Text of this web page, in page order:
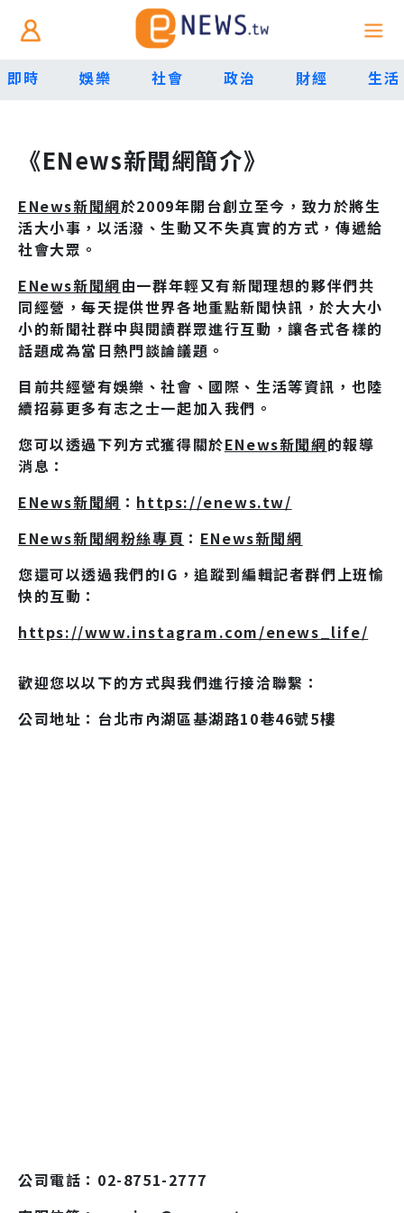
即時 娛樂 社會 政治 財經 生活
《ENews新聞網簡介》
ENews新聞網於2009年開台創立至今，致力於將生
活大小事，以活潑、生動又不失真實的方式，傳遞給
社會大眾。
ENews新聞網由一群年輕又有新聞理想的夥伴們共
同經營，每天提供世界各地重點新聞快訊，於大大小
小的新聞社群中與閱讀群眾進行互動，讓各式各樣的
話題成為當日熱門談論議題。
目前共經營有娛樂、社會、國際、生活等資訊，也陸
續招募更多有志之士一起加入我們。
您可以透過下列方式獲得關於ENews新聞網的報導
消息：
ENews新聞網 ： https://enews.tw/
ENews新聞網粉絲專頁 ： ENews新聞網
您還可以透過我們的IG，追蹤到編輯記者群們上班愉
快的互動：
https://www.instagram.com/enews_life/
歡迎您以以下的方式與我們進行接洽聯繫：
公司地址：台北市內湖區基湖路10巷46號5樓
公司電話：02-8751-2777